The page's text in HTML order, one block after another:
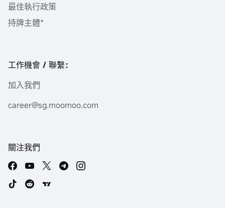
最佳執行政策
持牌主體*
工作機會 / 聯繫：
加入我們
career@sg.moomoo.com
關注我們